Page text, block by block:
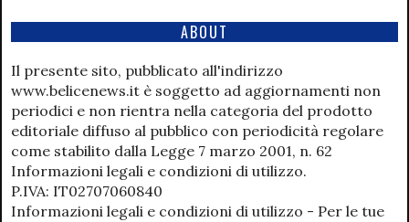
ABOUT
Il presente sito, pubblicato all'indirizzo
www.belicenews.it è soggetto ad aggiornamenti non
periodici e non rientra nella categoria del prodotto
editoriale diffuso al pubblico con periodicità regolare
come stabilito dalla Legge 7 marzo 2001, n. 62
Informazioni legali e condizioni di utilizzo.
P.IVA: IT02707060840
Informazioni legali e condizioni di utilizzo - Per le tue